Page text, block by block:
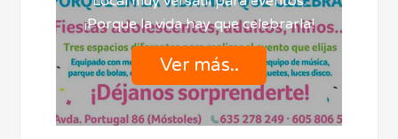
¡Porque la vida hay que celebrarla!
Ver más..